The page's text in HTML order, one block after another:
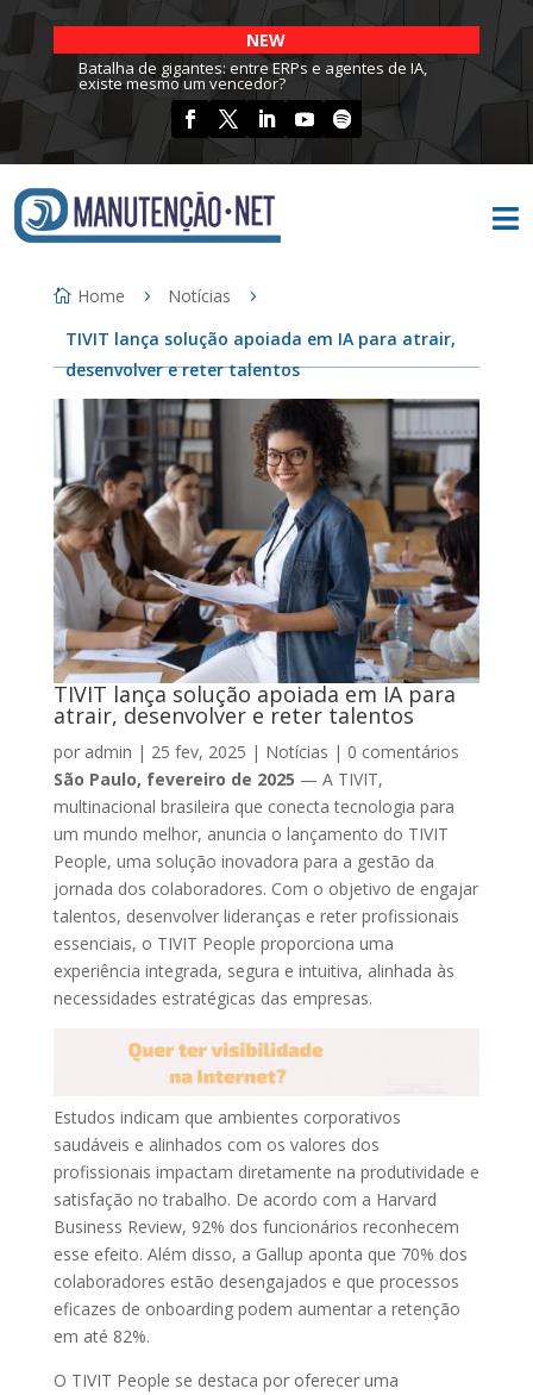
NEW
Batalha de gigantes: entre ERPs e agentes de IA,
existe mesmo um vencedor?

Home
Notícias
TIVIT lança solução apoiada em IA para atrair,
desenvolver e reter talentos
TIVIT lança solução apoiada em IA para
atrair, desenvolver e reter talentos
por admin | 25 fev, 2025 | Notícias | 0 comentários
São Paulo, fevereiro de 2025 — A TIVIT,
multinacional brasileira que conecta tecnologia para
um mundo melhor, anuncia o lançamento do TIVIT
People, uma solução inovadora para a gestão da
jornada dos colaboradores. Com o objetivo de engajar
talentos, desenvolver lideranças e reter profissionais
essenciais, o TIVIT People proporciona uma
experiência integrada, segura e intuitiva, alinhada às
necessidades estratégicas das empresas.
Estudos indicam que ambientes corporativos
saudáveis e alinhados com os valores dos
profissionais impactam diretamente na produtividade e
satisfação no trabalho. De acordo com a Harvard
Business Review, 92% dos funcionários reconhecem
esse efeito. Além disso, a Gallup aponta que 70% dos
colaboradores estão desengajados e que processos
eficazes de onboarding podem aumentar a retenção
em até 82%.
O TIVIT People se destaca por oferecer uma